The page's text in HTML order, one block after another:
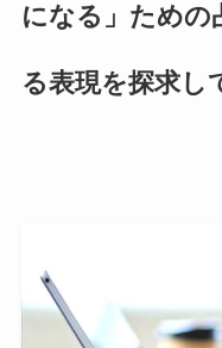
になる」ための
る表現を探求し